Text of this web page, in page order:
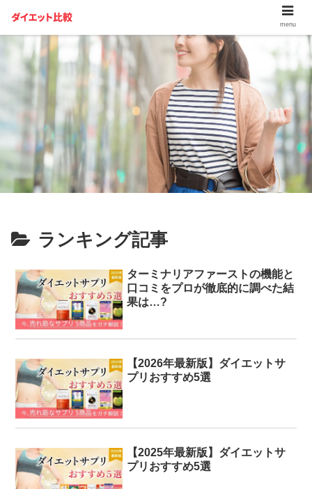
ランキング記事
ターミナリアファーストの機能と
口コミをプロが徹底的に調べた結
果は…?
【2026年最新版】ダイエットサ
プリおすすめ5選
【2025年最新版】ダイエットサ
プリおすすめ5選
menu